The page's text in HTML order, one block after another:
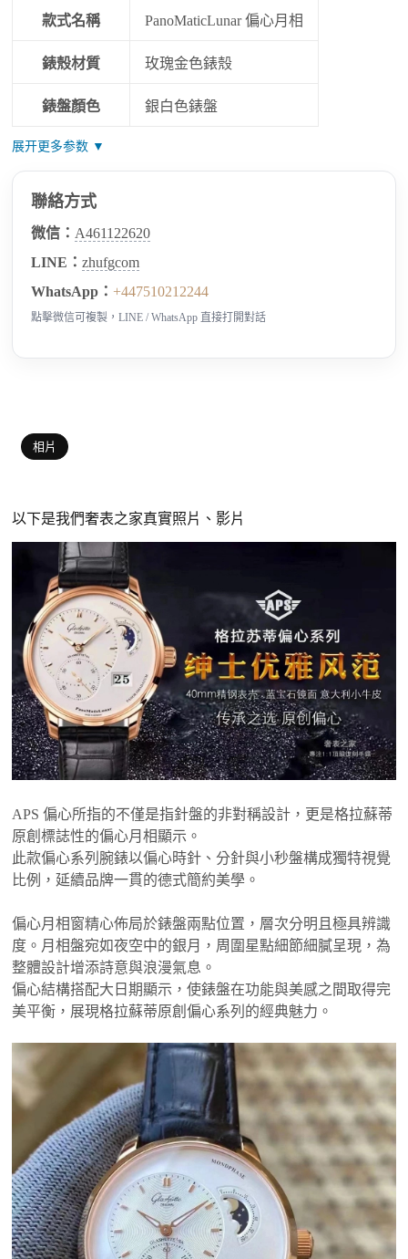
款式名稱 PanoMaticLunar 偏心月相
錶殼材質 玫瑰金色錶殼
錶盤顏色 銀白色錶盤
展开更多参数 ▼
聯絡方式
微信： A461122620
LINE：zhufgcom
WhatsApp：+447510212244
點擊微信可複製，LINE / WhatsApp 直接打開對話
相片
以下是我們奢表之家真實照片、影片
APS 偏心所指的不僅是指針盤的非對稱設計，更是格拉蘇蒂
原創標誌性的偏心月相顯示。
此款偏心系列腕錶以偏心時針、分針與小秒盤構成獨特視覺
比例，延續品牌一貫的德式簡約美學。
偏心月相窗精心佈局於錶盤兩點位置，層次分明且極具辨識
度。月相盤宛如夜空中的銀月，周圍星點細節細膩呈現，為
整體設計增添詩意與浪漫氣息。
偏心結構搭配大日期顯示，使錶盤在功能與美感之間取得完
美平衡，展現格拉蘇蒂原創偏心系列的經典魅力。